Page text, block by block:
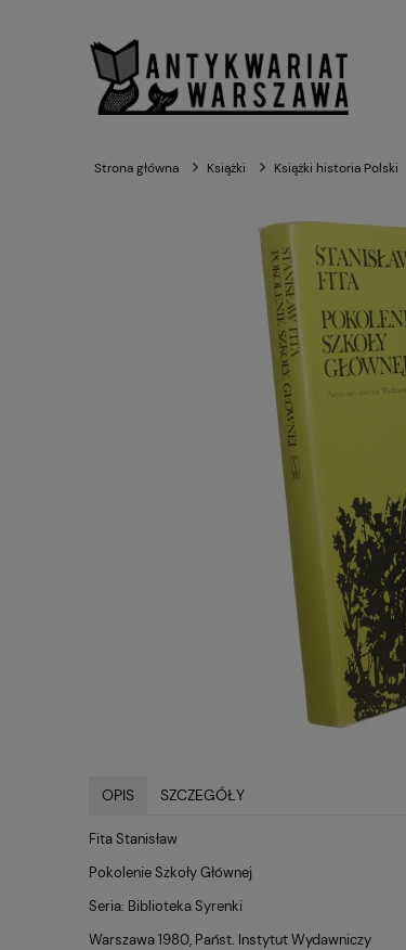
Strona główna Książki Książki historia Polski
OPIS SZCZEGÓŁY
Fita Stanisław
Pokolenie Szkoły Głównej
Seria: Biblioteka Syrenki
Warszawa 1980, Państ. Instytut Wydawniczy